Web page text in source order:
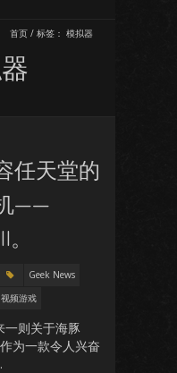
首页 / 标签： 模拟器
任天堂的
——
Geek News
视频游戏
一则关于海豚
为一款令人兴奋